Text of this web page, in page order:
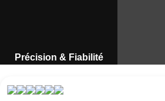
Précision & Fiabilité